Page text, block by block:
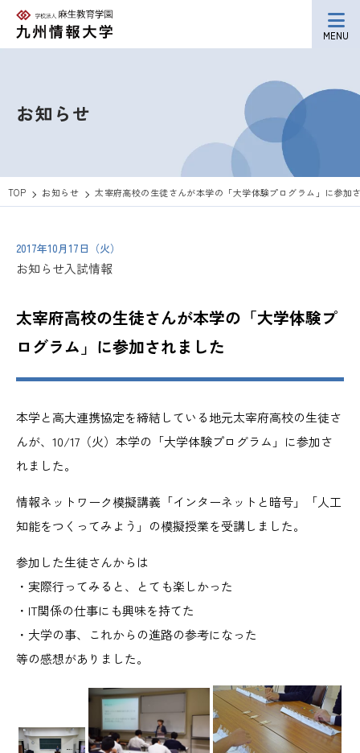
MENU
お知らせ
TOP お知らせ 太宰府高校の生徒さんが本学の「大学体験プログラム」に参加
2017年10月17日（火）
お知らせ入試情報
太宰府高校の生徒さんが本学の「大学体験プ
ログラム」に参加されました
本学と高大連携協定を締結している地元太宰府高校の生徒さ
んが、10/17（火）本学の「大学体験プログラム」に参加さ
れました。
情報ネットワーク模擬講義「インターネットと暗号」「人工
知能をつくってみよう」の模擬授業を受講しました。
参加した生徒さんからは
・実際行ってみると、とても楽しかった
・IT関係の仕事にも興味を持てた
・大学の事、これからの進路の参考になった
等の感想がありました。